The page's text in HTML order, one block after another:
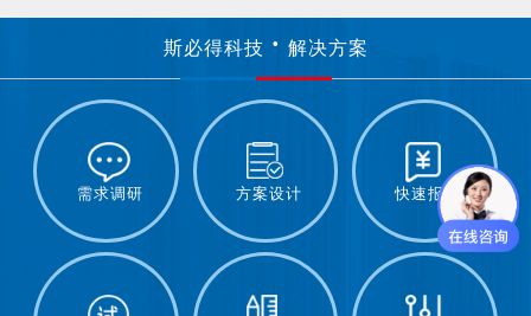
斯必得科技 解决方案
需求调研 方案设计 快速报价